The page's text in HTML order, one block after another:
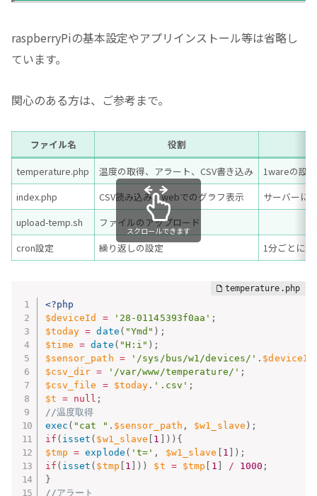
raspberryPiの基本設定やアプリインストール等は省略し
ています。
関心のある方は、ご参考まで。
ファイル名
役割
temperature.php
温度の取得、アラート、CSV書き込み
1wareの設
index.php
CSV読み込み、webでのグラフ表示
サーバーに
upload-temp.sh
ファイルのアップロード
cron設定
繰り返しの設定 1分ごとに
スクロールできます
<?php
$deviceId
= '28-01145393f0aa' ;
$today = date ( "Ymd" ) ;
$time
= date ( "H:i" ) ;
$sensor_path = '/sys/bus/w1/devices/' . $deviceId
$csv_dir = '/var/www/temperature/' ;
$csv_file
= $today . '.csv' ;
$t = null ;
//温度取得
exec ( "cat " . $sensor_path , $w1_slave ) ;
if ( isset ( $w1_slave 1 ) ) {
$tmp
= explode ( 't=' , $w1_slave 1 ) ;
if ( isset ( $tmp 1 ) ) $t = $tmp 1 / 1000 ;
}
//アラート